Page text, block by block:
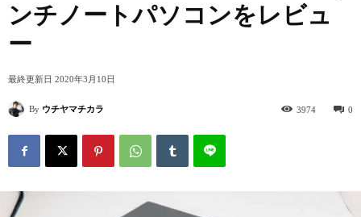
ンチノートパソコンをレビュ
ー
最終更新日 2020年3月10日
By ウチヤマチカラ 0
3974